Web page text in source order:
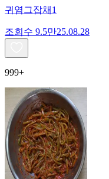
귀염그잡채1
조회수 9.5만25.08.28
999+